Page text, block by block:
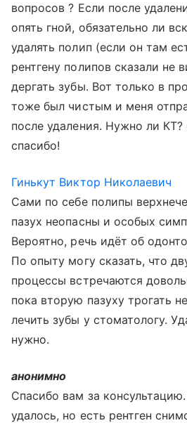
вопросов ? Если после
опять гной, обязательно ли
удалять полип (если он там
рентгену полипов сказали не
дергать зубы. Вот только в
тоже был чистым и меня
после удаления. Нужно ли
спасибо!
Гинькут Виктор Николаевич
Сами по себе полипы
пазух неопасны и особых
Вероятно, речь идёт об
По опыту могу сказать, что
процессы встречаются
пока вторую пазуху трогать
лечить зубы у стоматологу.
нужно.
анонимно
Спасибо вам за
удалось, но есть рентген